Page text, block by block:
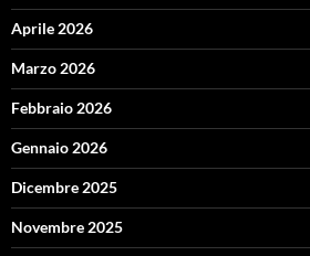
Aprile 2026
Marzo 2026
Febbraio 2026
Gennaio 2026
Dicembre 2025
Novembre 2025